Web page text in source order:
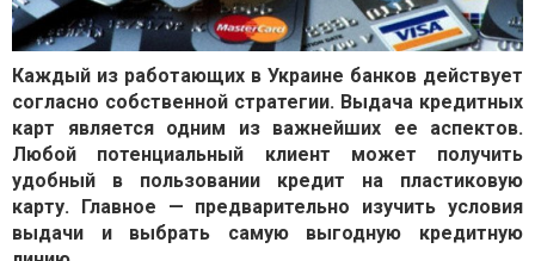
Каждый из работающих в Украине банков действует
согласно собственной стратегии. Выдача кредитных
карт является одним из важнейших ее аспектов.
Любой потенциальный клиент может получить
удобный в пользовании кредит на пластиковую
карту. Главное — предварительно изучить условия
выдачи и выбрать самую выгодную кредитную